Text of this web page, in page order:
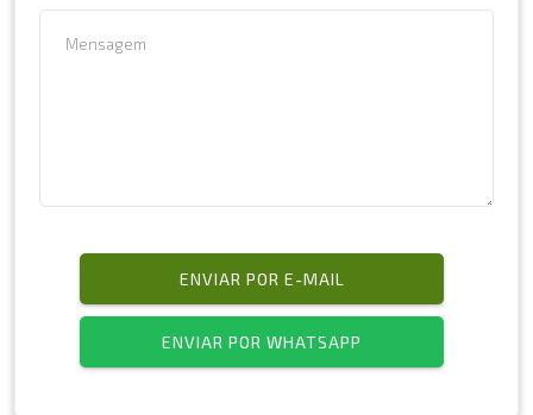
ENVIAR POR E-MAIL
ENVIAR POR WHATSAPP